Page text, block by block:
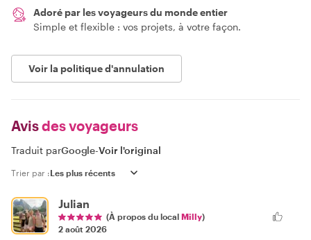
Adoré par les voyageurs du monde entier
Simple et flexible : vos projets, à votre façon.
Voir la politique d'annulation
Avisdes voyageurs
Traduit parGoogle-Voir l'original
Trier par :
Julian
(À propos du local Milly)
2 août 2026